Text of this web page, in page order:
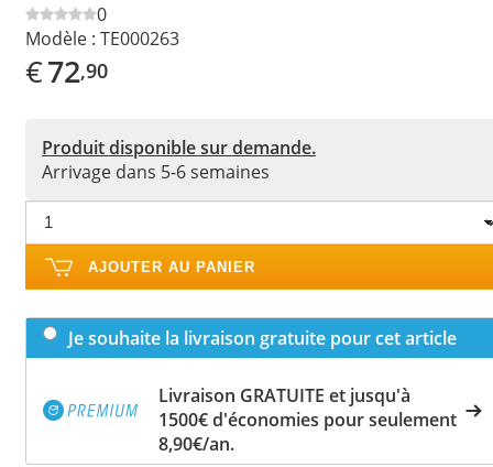
0
Modèle : TE000263
€72,90
Produit disponible sur demande.
Arrivage dans 5-6 semaines
AJOUTER AU PANIER
Je souhaite la livraison gratuite pour cet article
Livraison GRATUITE et jusqu'à
1500€ d'économies pour seulement
8,90€/an.